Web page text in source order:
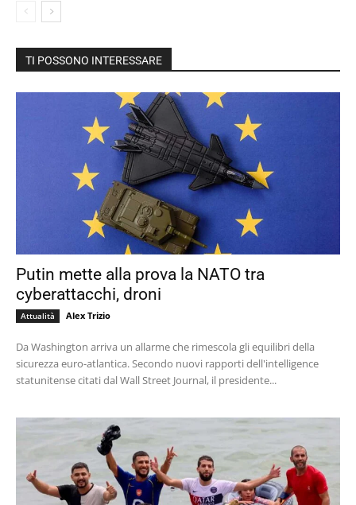
TI POSSONO INTERESSARE
Putin mette alla prova la NATO tra
cyberattacchi, droni
Attualità Alex Trizio
Da Washington arriva un allarme che rimescola gli equilibri della
sicurezza euro-atlantica. Secondo nuovi rapporti dell'intelligence
statunitense citati dal Wall Street Journal, il presidente...